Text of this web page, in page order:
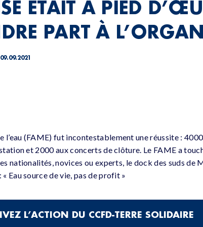
ÉTAIT À PIED
PART À
(FAME) fut incontestablement une réussite :
et 2000 aux concerts de clôture. Le FAME a
nationalités, novices ou experts, le dock des suds de
Eau source de vie, pas de profit »
et présente dans les grands rendez-vous. Le
L’ACTION DU CCFD-TERRE SOLIDAIRE